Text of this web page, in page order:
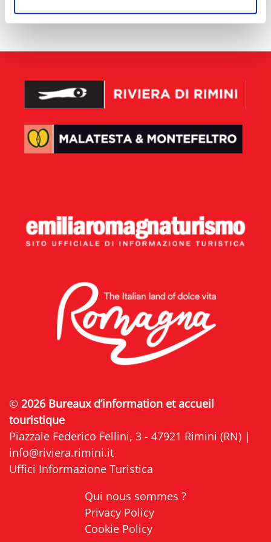
aucun résultat disponible
© 2026 Bureaux d’information et accueil
touristique
Piazzale Federico Fellini, 3 - 47921 Rimini (RN) |
info@riviera.rimini.it
Uffici Informazione Turistica
Qui nous sommes ?
Privacy Policy
Cookie Policy